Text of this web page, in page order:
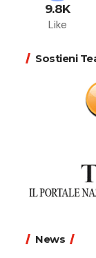
9.8K
Like
Sostieni
News